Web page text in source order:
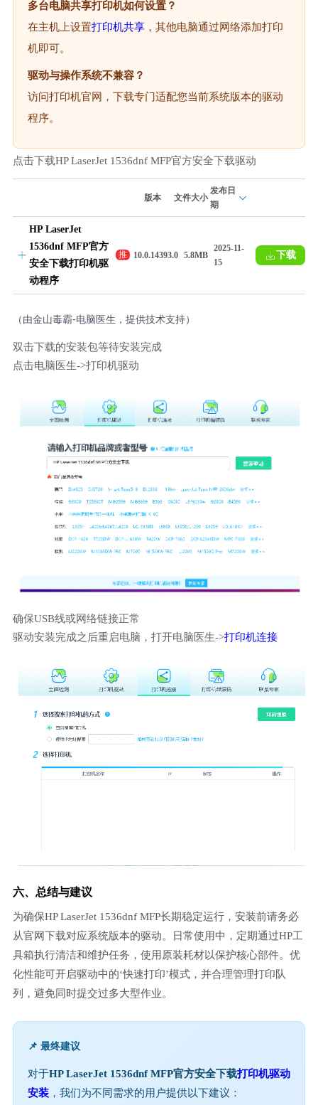
多台电脑共享打印机如何设置？
在主机上设置打印机共享，其他电脑通过网络添加打印
机即可。
驱动与操作系统不兼容？
访问打印机官网，下载专门适配您当前系统版本的驱动
程序。
点击下载HP LaserJet 1536dnf MFP官方安全下载驱动
版本 文件大小
发布日
期
HP LaserJet
1536dnf MFP官方
安全下载打印机驱
动程序
推
10.0.14393.0 5.8MB
2025-11-
15
下载
（由金山毒霸-电脑医生，提供技术支持）
双击下载的安装包等待安装完成
点击电脑医生->打印机驱动
确保USB线或网络链接正常
驱动安装完成之后重启电脑，打开电脑医生->打印机连接
六、总结与建议
为确保HP LaserJet 1536dnf MFP长期稳定运行，安装前请务必
从官网下载对应系统版本的驱动。日常使用中，定期通过HP工
具箱执行清洁和维护任务，使用原装耗材以保护核心部件。优
化性能可开启驱动中的‘快速打印’模式，并合理管理打印队
列，避免同时提交过多大型作业。
📌 最终建议
对于HP LaserJet 1536dnf MFP官方安全下载打印机驱动
安装，我们为不同需求的用户提供以下建议：